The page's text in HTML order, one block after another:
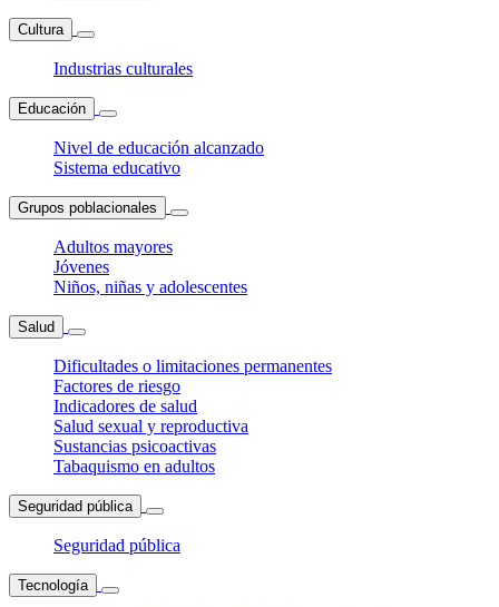
Cultura
Industrias culturales
Educación
Nivel de educación alcanzado
Sistema educativo
Grupos poblacionales
Adultos mayores
Jóvenes
Niños, niñas y adolescentes
Salud
Dificultades o limitaciones permanentes
Factores de riesgo
Indicadores de salud
Salud sexual y reproductiva
Sustancias psicoactivas
Tabaquismo en adultos
Seguridad pública
Seguridad pública
Tecnología